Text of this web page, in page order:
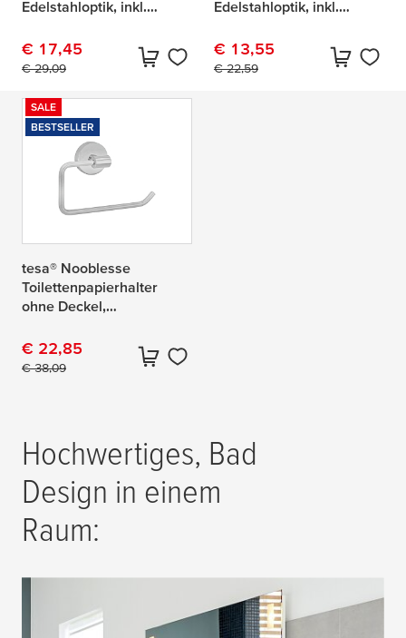
Edelstahloptik, inkl.
Aktueller Preis:
€ 17,45
Originalpreis:
€ 29,09
Edelstahloptik, inkl.
Aktueller Preis:
€ 13,55
Originalpreis:
€ 22,59
SALE
BESTSELLER
tesa® Nooblesse
Toilettenpapierhalter
ohne Deckel,
Klebelösung
Aktueller Preis:
€ 22,85
Originalpreis:
€ 38,09
Hochwertiges, Bad
Design in einem
Raum: